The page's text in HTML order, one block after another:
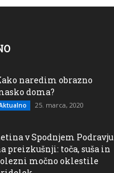
naredim obrazno
doma?
25. marca, 2020
v Spodnjem Podravju
preizkušnji: toča, suša in
močno oklestile